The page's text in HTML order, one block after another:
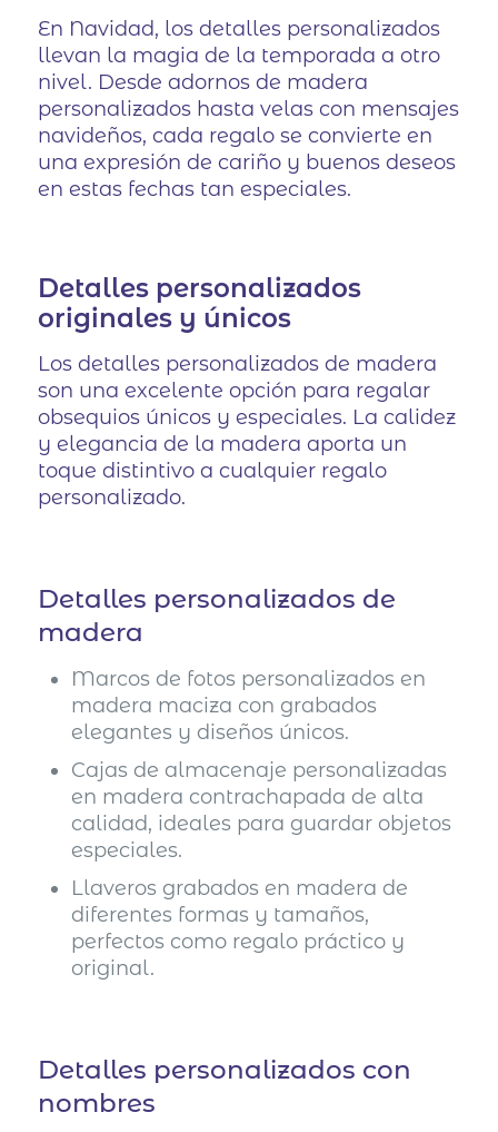
En Navidad, los detalles personalizados
llevan la magia de la temporada a otro
nivel. Desde adornos de madera
personalizados hasta velas con mensajes
navideños, cada regalo se convierte en
una expresión de cariño y buenos deseos
en estas fechas tan especiales.
Detalles personalizados
originales y únicos
Los detalles personalizados de madera
son una excelente opción para regalar
obsequios únicos y especiales. La calidez
y elegancia de la madera aporta un
toque distintivo a cualquier regalo
personalizado.
Detalles personalizados de
madera
Marcos de fotos personalizados en
madera maciza con grabados
elegantes y diseños únicos.
Cajas de almacenaje personalizadas
en madera contrachapada de alta
calidad, ideales para guardar objetos
especiales.
Llaveros grabados en madera de
diferentes formas y tamaños,
perfectos como regalo práctico y
original.
Detalles personalizados con
nombres